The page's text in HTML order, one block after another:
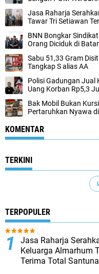
Jasa Raharja
Tawar Tri Setiawan
BNN Bongkar
Orang Diciduk di
Sabu 51,33 Gram
Tangkap S alias AA
Polisi Gadungan Jual
Uang Korban Rp5,3
Bak Mobil Bukan
Pertaruhkan Nyawa
KOMENTAR
TERKINI
TERPOPULER
Jasa Raharja
Keluarga Almarhum
Terima Total